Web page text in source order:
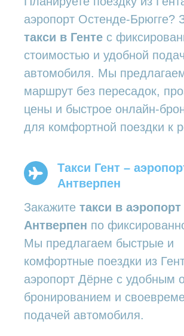
аэропорт Остенде-Брюгге?
такси в Генте с
стоимостью и удобной
автомобиля. Мы
маршрут без пересадок,
цены и быстрое онлайн-
для комфортной поездки к
Такси Гент –
Антверпен
Закажите такси в аэропорт
Антверпен по
Мы предлагаем быстрые и
комфортные поездки из
аэропорт Дёрне с удобным
бронированием и
подачей автомобиля.